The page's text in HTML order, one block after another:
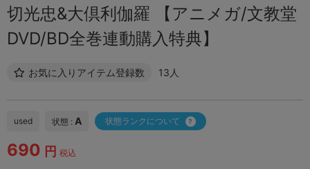
切光忠&大倶利伽羅 【アニメガ/文教堂
DVD/BD全巻連動購入特典】
お気に入りアイテム登録数 13人
used 状態 : A 状態ランクについて
690 円 税込